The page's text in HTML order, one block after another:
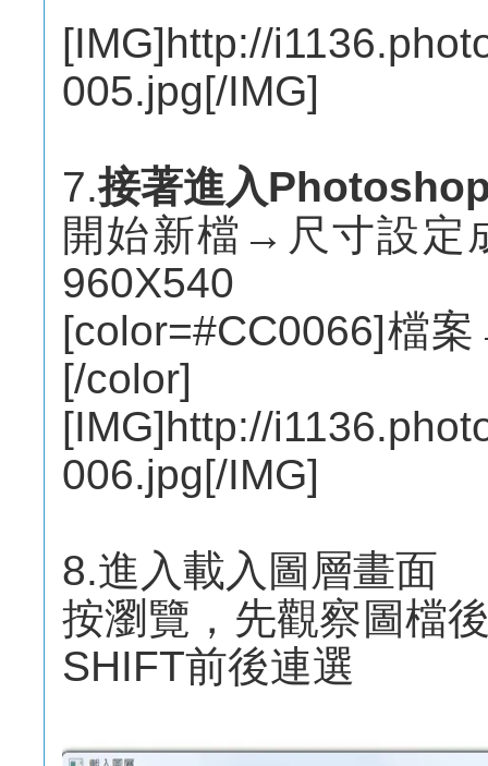
[IMG]http://
005.jpg[/IMG]
7.接著進入
開始新檔→尺寸設定
960X540
[color=#CC0066]檔
[/color]
[IMG]http://
006.jpg[/IMG]
8.進入載入圖層畫面
按瀏覽，先觀察圖檔
SHIFT前後連選